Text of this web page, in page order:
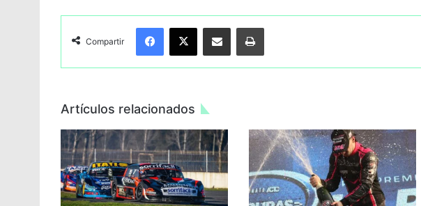
Compartir
Facebook
X Compartir por Email Imprimir
Artículos relacionados